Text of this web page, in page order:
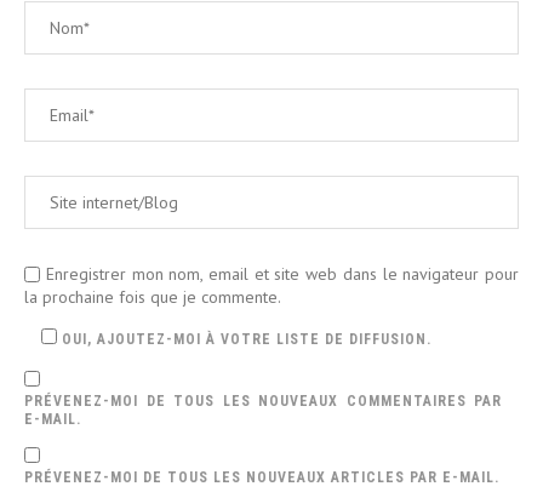
Enregistrer mon nom, email et site web dans le navigateur pour
la prochaine fois que je commente.
OUI, AJOUTEZ-MOI À VOTRE LISTE DE DIFFUSION.
PRÉVENEZ-MOI DE TOUS LES NOUVEAUX COMMENTAIRES PAR
E-MAIL.
PRÉVENEZ-MOI DE TOUS LES NOUVEAUX ARTICLES PAR E-MAIL.